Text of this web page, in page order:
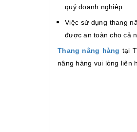
quý doanh nghiệp.
Việc sử dụng thang
được an toàn cho cả
Thang nâng hàng tại
nâng hàng vui lòng liên